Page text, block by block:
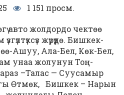
1 151 просм.
авто жолдордо чектөө
жүрүүдө. Бишкек-
Ашуу, Ала-Бел, Көк-Бел,
унаа жолунун Тоң-
–Талас — Суусамыр
Өтмөк, Бишкек – Нарын